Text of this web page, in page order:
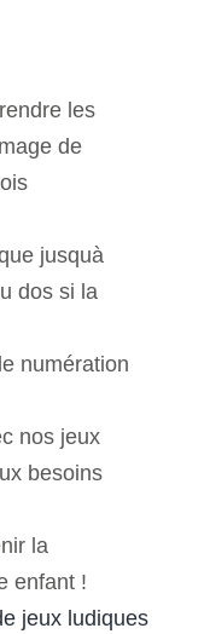
les
de
jusquà
dos si la
numération
nos jeux
besoins
la
enfant !
jeux ludiques